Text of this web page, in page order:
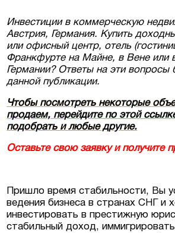
регистрация или
компании
в ОАЭ | Открыть
Люксембурге
Австрии
недвижимость
Инвестиции в коммерческую
Австрия, Германия. Купить
или офисный центр, отель
Франкфурте на Майне, в Вене или
Германии? Ответы на эти вопросы
данной публикации.
Чтобы посмотреть некоторые
продаем, перейдите по этой
подобрать и любые другие.
Оставьте свою заявку и получите
Пришло время стабильности, Вы
ведения бизнеса в странах СНГ и
инвестировать в престижную
стабильный доход,